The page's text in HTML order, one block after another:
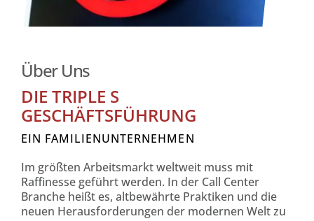
Über Uns
DIE TRIPLE S
GESCHÄFTSFÜHRUNG
EIN FAMILIENUNTERNEHMEN
Im größten Arbeitsmarkt weltweit muss mit
Raffinesse geführt werden. In der Call Center
Branche heißt es, altbewährte Praktiken und die
neuen Herausforderungen der modernen Welt zu